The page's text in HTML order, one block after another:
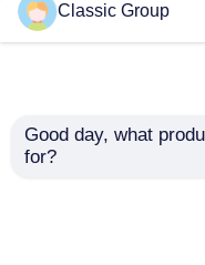
Classic Group
Good day, what
for?